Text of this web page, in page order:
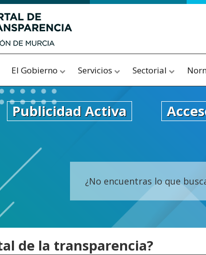
El Gobierno Servicios Sectorial
Publicidad Activa
¿No encuentras lo que
de la transparencia?